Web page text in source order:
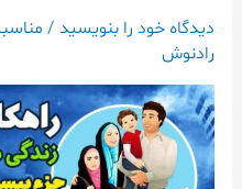
دیدگاه‌ خود را بنویسید /
رادنوش
زندگی
موفق
۲۷